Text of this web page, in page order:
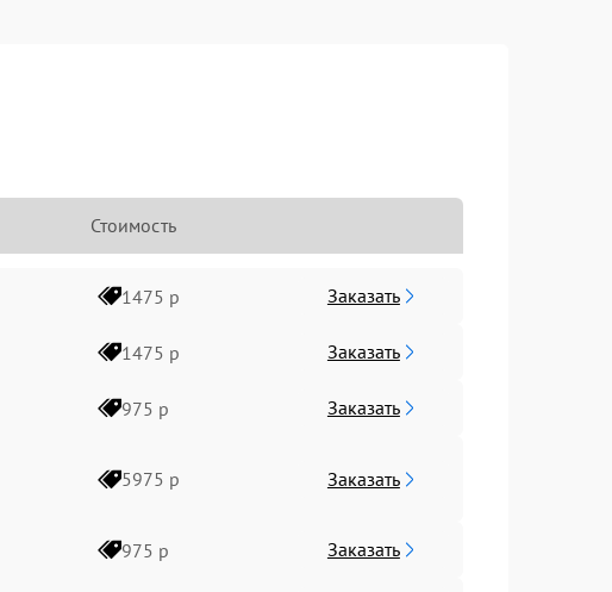
Стоимость
1475 р Заказать
1475 р Заказать
975 р Заказать
5975 р Заказать
975 р Заказать